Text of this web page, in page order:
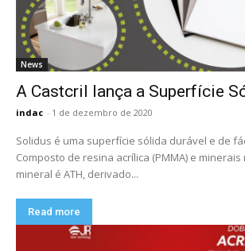
News
A Castcril lança a Superfície
indac - 1 de dezembro de 2020
Solidus é uma superfície sólida durável e de
Composto de resina acrílica (PMMA) e
mineral é ATH, derivado...
Read more